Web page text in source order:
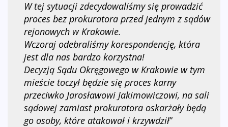
W tej sytuacji zdecydowaliśmy się prowadzić
proces bez prokuratora przed jednym z sądów
rejonowych w Krakowie.
Wczoraj odebraliśmy korespondencję, która
jest dla nas bardzo korzystna!
Decyzją Sądu Okręgowego w Krakowie w tym
mieście toczył będzie się proces karny
przeciwko Jarosławowi Jakimowiczowi, na sali
sądowej zamiast prokuratora oskarżały będą
go osoby, które atakował i krzywdził”